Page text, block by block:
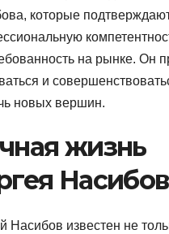
которые
на рынке. Он
и
новых вершин.
жизнь
Насибов известен не